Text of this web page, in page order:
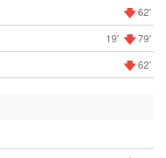
62'
19' 79'
62'